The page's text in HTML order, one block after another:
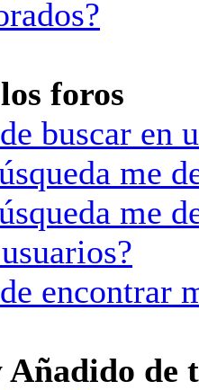
foros
buscar en
me
me
encontrar
de